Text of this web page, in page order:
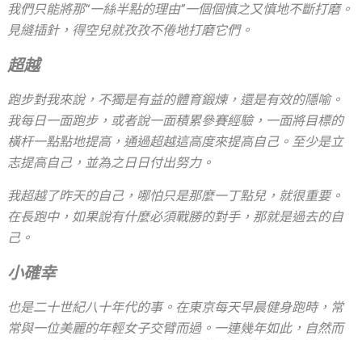
我們只能將那“一絲半點的理由”一個個慎之又慎地不斷打磨。
見縫插針，得空兒就孜孜不倦地打磨它們。
超越
跑步對我來說，不獨是有益的體育鍛煉，還是有效的隱喻。
我每日一面跑步，或者說一面積累參賽經驗，一面將目標的
橫杆一點點地提高，通過超越這高度來提高自己。至少是立
志提高自己，並為之日日付出努力。
我超越了昨天的自己，哪怕只是那麼一丁點兒，就很重要。
在長跑中，如果說有什麼必須戰勝的對手，那就是過去的自
己。
小確幸
也是二十世紀八十年代的事。在東京每天早晨健身跑時，常
常與一位美麗的年輕女子交臂而過。一連幾年如此，自然而